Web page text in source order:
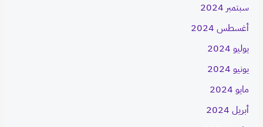
سبتمبر 2024
أغسطس 2024
يوليو 2024
يونيو 2024
مايو 2024
أبريل 2024